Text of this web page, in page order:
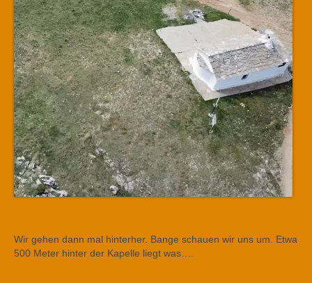
Wir gehen dann mal hinterher. Bange schauen wir uns um. Etwa
500 Meter hinter der Kapelle liegt was….